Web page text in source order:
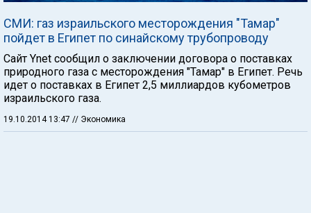
СМИ: газ израильского месторождения "Тамар"
пойдет в Египет по синайскому трубопроводу
Сайт Ynet сообщил о заключении договора о поставках
природного газа с месторождения "Тамар" в Египет. Речь
идет о поставках в Египет 2,5 миллиардов кубометров
израильского газа.
19.10.2014 13:47 // Экономика